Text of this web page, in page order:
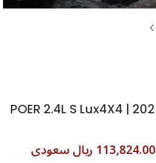
باور 2.4 لتر أس 4×4 2025 | POER 2.4L S Lux4X4
113,824.00 ريال سعودى